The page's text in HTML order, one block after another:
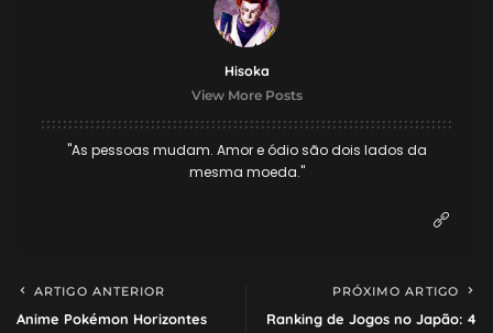
Hisoka
View More Posts
"As pessoas mudam. Amor e ódio são dois lados da
mesma moeda."
ARTIGO ANTERIOR
Anime Pokémon Horizontes
PRÓXIMO ARTIGO
Ranking de Jogos no Japão: 4